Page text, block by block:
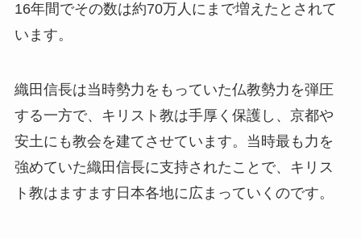
16年間でその数は約70万人にまで増えたとされて
います。
織田信長は当時勢力をもっていた仏教勢力を弾圧
する一方で、キリスト教は手厚く保護し、京都や
安土にも教会を建てさせています。当時最も力を
強めていた織田信長に支持されたことで、キリス
ト教はますます日本各地に広まっていくのです。